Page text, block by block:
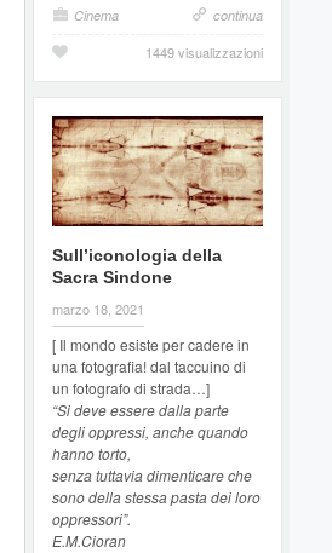
Cinema continua
1449 visualizzazioni
Sull’iconologia della
Sacra Sindone
marzo 18, 2021
[ Il mondo esiste per cadere in
una fotografia! dal taccuino di
un fotografo di strada…]
“Si deve essere dalla parte
degli oppressi, anche quando
hanno torto,
senza tuttavia dimenticare che
sono della stessa pasta dei loro
oppressori”.
E.M.Cioran